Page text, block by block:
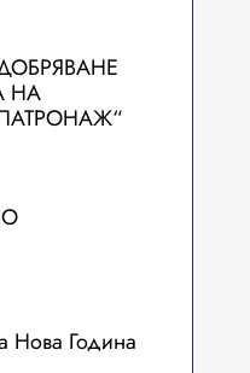
НА
Нова Година